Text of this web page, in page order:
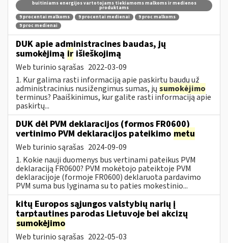
buitiniams energijos vartotojams tiekiamoms malkoms ir medienos
produktams
9 procentai malkoms
9 procentai medienai
9 proc malkoms
9 proc medienai
DUK apie administracines baudas, jų
sumokėjimą ir išieškojimą
Web turinio sąrašas 2022-03-09
1. Kur galima rasti informaciją apie paskirtų baudų už
administracinius nusižengimus sumas, jų sumokėjimo
terminus? Paaiškinimus, kur galite rasti informaciją apie
paskirtų...
DUK dėl PVM deklaracijos (formos FR0600)
vertinimo PVM deklaracijos pateikimo metu
Web turinio sąrašas 2024-09-09
1. Kokie nauji duomenys bus vertinami pateikus PVM
deklaraciją FR0600? PVM mokėtojo pateiktoje PVM
deklaracijoje (formoje FR0600) deklaruota pardavimo
PVM suma bus lyginama su to paties mokestinio...
kitų Europos sąjungos valstybių narių į
tarptautines parodas Lietuvoje bei akcizų
sumokėjimo
Web turinio sąrašas 2022-05-03